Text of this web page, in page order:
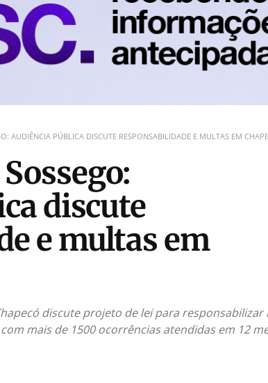
AUDIÊNCIA PÚBLICA DISCUTE RESPONSABILIDADE E MULTAS EM
discute
e multas em
discute projeto de lei para
mais de 1500 ocorrências atendidas em 12